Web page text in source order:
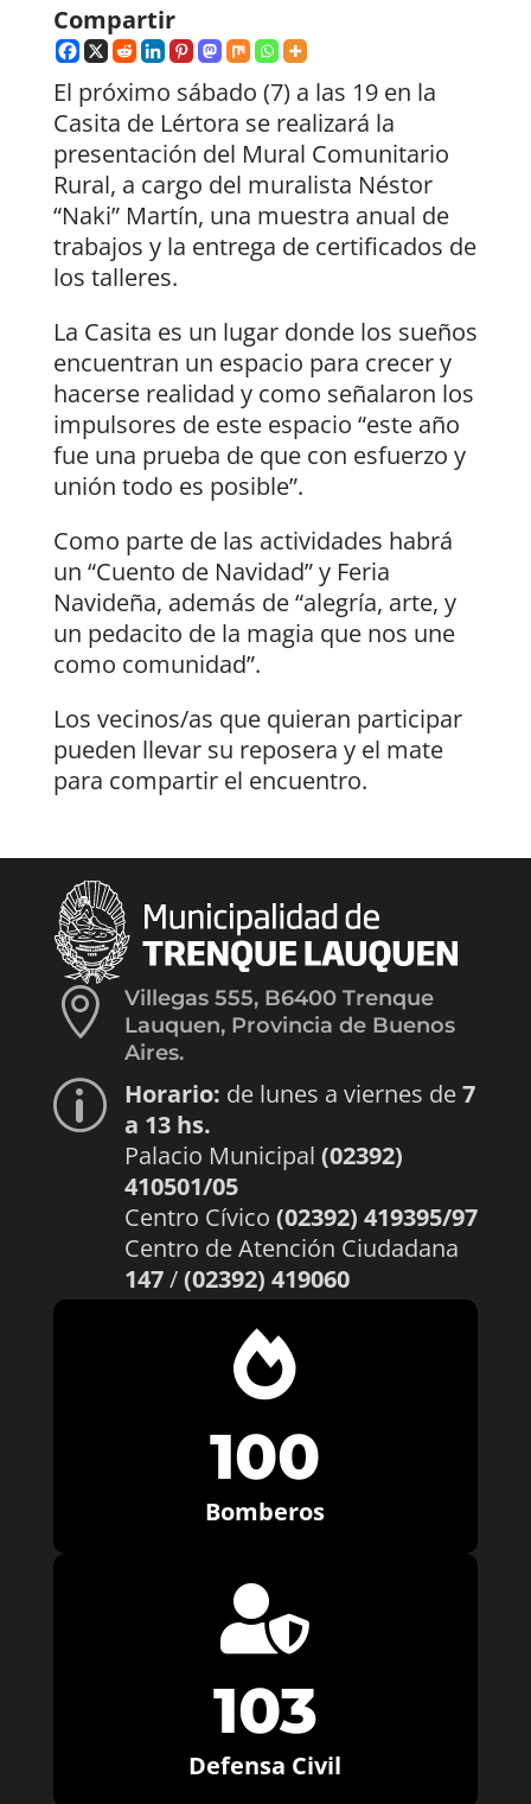
Compartir
El próximo sábado (7) a las 19 en la
Casita de Lértora se realizará la
presentación del Mural Comunitario
Rural, a cargo del muralista Néstor
“Naki” Martín, una muestra anual de
trabajos y la entrega de certificados de
los talleres.
La Casita es un lugar donde los sueños
encuentran un espacio para crecer y
hacerse realidad y como señalaron los
impulsores de este espacio “este año
fue una prueba de que con esfuerzo y
unión todo es posible”.
Como parte de las actividades habrá
un “Cuento de Navidad” y Feria
Navideña, además de “alegría, arte, y
un pedacito de la magia que nos une
como comunidad”.
Los vecinos/as que quieran participar
pueden llevar su reposera y el mate
para compartir el encuentro.

Villegas 555, B6400 Trenque
Lauquen, Provincia de Buenos
Aires.
p Horario: de lunes a viernes de7
a 13 hs.
Palacio Municipal (02392)
410501/05
Centro Cívico (02392) 419395/97
Centro de Atención Ciudadana
147/(02392) 419060

100
Bomberos

103
Defensa Civil